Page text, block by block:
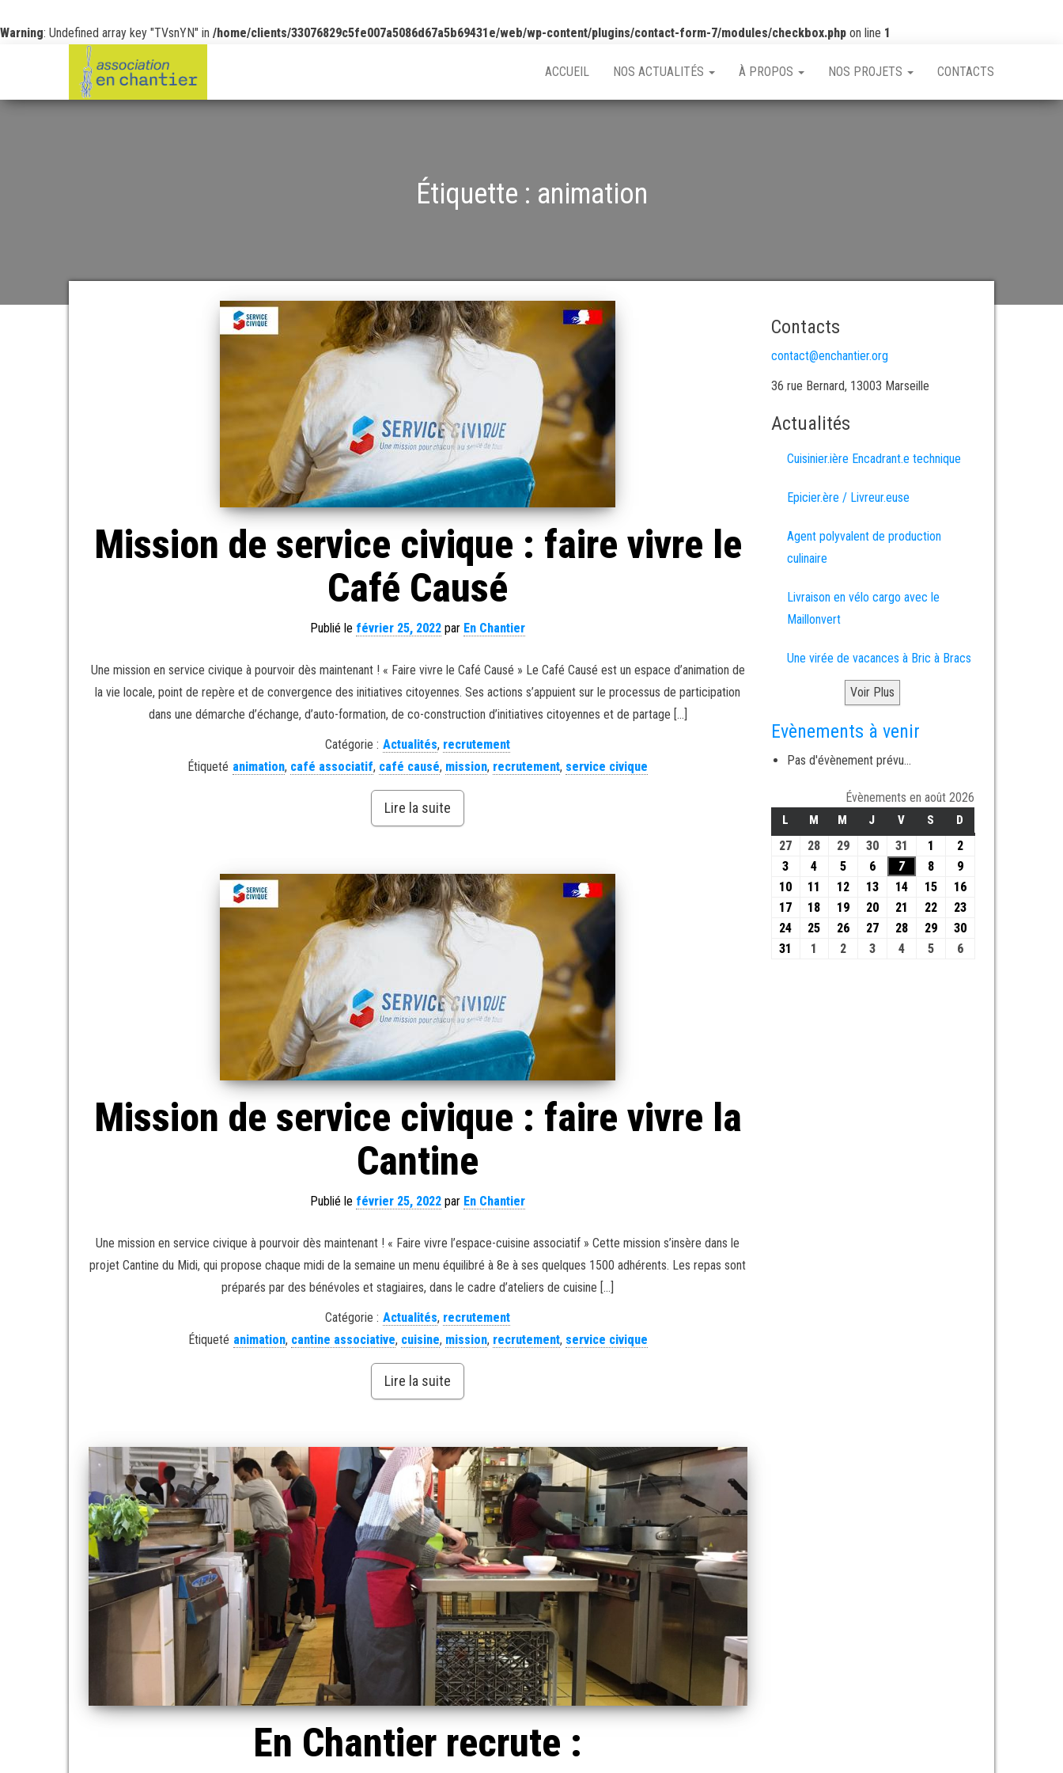
Warning: Undefined array key "TVsnYN" in /home/clients/33076829c5fe007a5086d67a5b69431e/web/wp-content/plugins/contact-form-7/modules/checkbox.php on line 1
ACCUEIL NOS ACTUALITÉS À PROPOS NOS PROJETS CONTACTS
Étiquette : animation
Mission de service civique : faire vivre le
Café Causé
Publié le février 25, 2022 par En Chantier
Une mission en service civique à pourvoir dès maintenant ! « Faire vivre le Café Causé » Le Café Causé est un espace d’animation de
la vie locale, point de repère et de convergence des initiatives citoyennes. Ses actions s’appuient sur le processus de participation
dans une démarche d’échange, d’auto-formation, de co-construction d’initiatives citoyennes et de partage […]
Catégorie : Actualités, recrutement
Étiqueté animation, café associatif, café causé, mission, recrutement, service civique
Lire la suite
Mission de service civique : faire vivre la
Cantine
Publié le février 25, 2022 par En Chantier
Une mission en service civique à pourvoir dès maintenant ! « Faire vivre l’espace-cuisine associatif » Cette mission s’insère dans le
projet Cantine du Midi, qui propose chaque midi de la semaine un menu équilibré à 8e à ses quelques 1500 adhérents. Les repas sont
préparés par des bénévoles et stagiaires, dans le cadre d’ateliers de cuisine […]
Catégorie : Actualités, recrutement
Étiqueté animation, cantine associative, cuisine, mission, recrutement, service civique
Lire la suite
En Chantier recrute :
Contacts
contact@enchantier.org
36 rue Bernard, 13003 Marseille
Actualités
Cuisinier.ière Encadrant.e technique
Epicier.ère / Livreur.euse
Agent polyvalent de production
culinaire
Livraison en vélo cargo avec le
Maillonvert
Une virée de vacances à Bric à Bracs
Voir Plus
Evènements à venir
Pas d'évènement prévu...
Évènements en août 2026
L M M J V S D
27 28 29 30 31 1
2
3
4 5 6 7 8
9
10
11 12 13 14 15
16
17
18 19 20 21 22
23
24
25 26 27 28 29
30
31
1 2 3 4 5 6